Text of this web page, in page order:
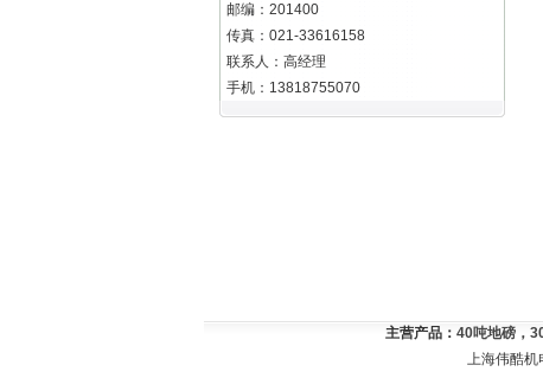
邮编：201400
传真：021-33616158
联系人：高经理
手机：13818755070
主营产品： 40吨地磅，
上海伟酷机